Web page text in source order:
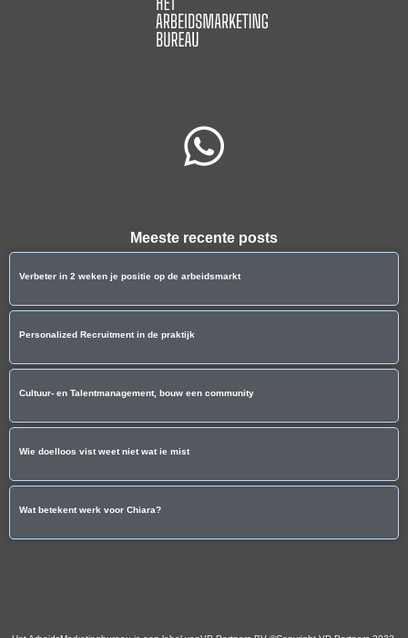
Meeste recente posts
Verbeter in 2 weken je positie op de arbeidsmarkt
Personalized Recruitment in de praktijk
Cultuur- en Talentmanagement, bouw een community
Wie doelloos vist weet niet wat ie mist
Wat betekent werk voor Chiara?